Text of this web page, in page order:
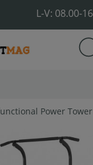
L-V: 08.00-
Power Tower